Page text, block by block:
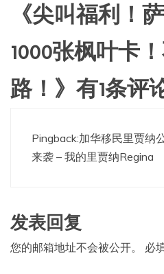
《尖叫福利！
1000张枫叶卡
路！ 》有1条评
Pingback:加华移民里贾纳
来袭 – 我的里贾纳Regina
发表回复
您的邮箱地址不会被公开。 必